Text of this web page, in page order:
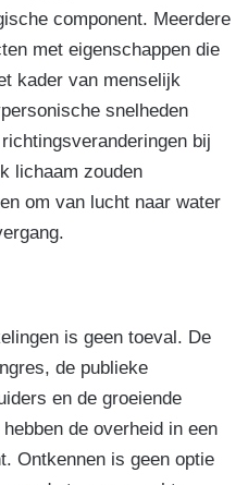
component. Meerdere
met eigenschappen die
kader van menselijk
snelheden
bij
lichaam zouden
om van lucht naar water
is geen toeval. De
de publieke
en de groeiende
de overheid in een
Ontkennen is geen optie